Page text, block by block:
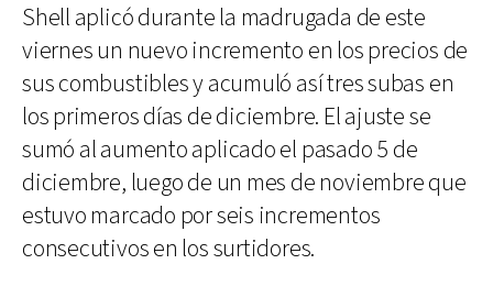
Shell aplicó durante la madrugada de este
viernes un nuevo incremento en los precios de
sus combustibles y acumuló así tres subas en
los primeros días de diciembre. El ajuste se
sumó al aumento aplicado el pasado 5 de
diciembre, luego de un mes de noviembre que
estuvo marcado por seis incrementos
consecutivos en los surtidores.